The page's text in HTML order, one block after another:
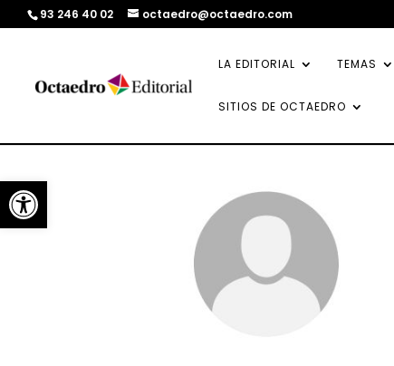
Abrir barra de herramientas
93 246 40 02 octaedro@octaedro.com
LA EDITORIAL TEMAS
SITIOS DE OCTAEDRO